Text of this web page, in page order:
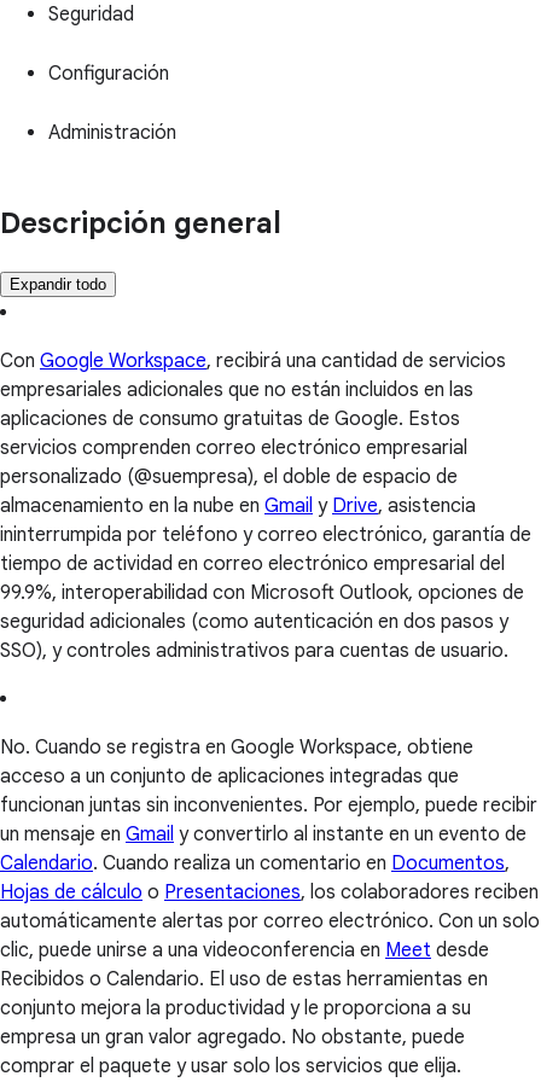
Seguridad
Configuración
Administración
Descripción general
Expandir todo
Con Google Workspace, recibirá una cantidad de servicios
empresariales adicionales que no están incluidos en las
aplicaciones de consumo gratuitas de Google. Estos
servicios comprenden correo electrónico empresarial
personalizado (@suempresa), el doble de espacio de
almacenamiento en la nube en Gmail y Drive, asistencia
ininterrumpida por teléfono y correo electrónico, garantía de
tiempo de actividad en correo electrónico empresarial del
99.9%, interoperabilidad con Microsoft Outlook, opciones de
seguridad adicionales (como autenticación en dos pasos y
SSO), y controles administrativos para cuentas de usuario.
No. Cuando se registra en Google Workspace, obtiene
acceso a un conjunto de aplicaciones integradas que
funcionan juntas sin inconvenientes. Por ejemplo, puede recibir
un mensaje en Gmail y convertirlo al instante en un evento de
Calendario. Cuando realiza un comentario en Documentos,
Hojas de cálculo o Presentaciones, los colaboradores reciben
automáticamente alertas por correo electrónico. Con un solo
clic, puede unirse a una videoconferencia en Meet desde
Recibidos o Calendario. El uso de estas herramientas en
conjunto mejora la productividad y le proporciona a su
empresa un gran valor agregado. No obstante, puede
comprar el paquete y usar solo los servicios que elija.